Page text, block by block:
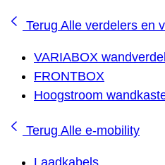
Terug Alle verdelers en
VARIABOX
FRONTBOX
Hoogstroom
Terug Alle e-mobility
Laadkabels